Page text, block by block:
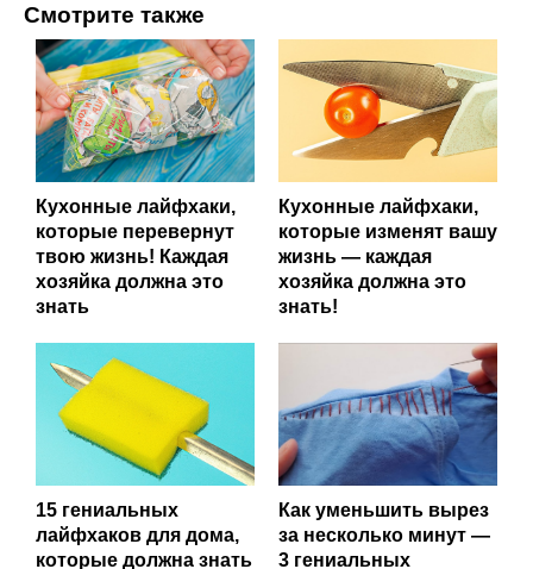
Смотрите также
Кухонные лайфхаки,
которые перевернут
твою жизнь! Каждая
хозяйка должна это
знать
Кухонные лайфхаки,
которые изменят вашу
жизнь — каждая
хозяйка должна это
знать!
15 гениальных
лайфхаков для дома,
которые должна знать
Как уменьшить вырез
за несколько минут —
3 гениальных